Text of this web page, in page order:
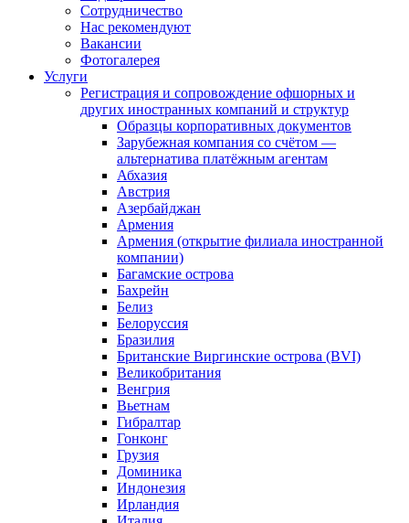
Сотрудничество
Нас рекомендуют
Вакансии
Фотогалерея
Услуги
Регистрация и сопровождение офшорных и
других иностранных компаний и структур
Образцы корпоративных документов
Зарубежная компания со счётом —
альтернатива платёжным агентам
Абхазия
Австрия
Азербайджан
Армения
Армения (открытие филиала иностранной
компании)
Багамские острова
Бахрейн
Белиз
Белоруссия
Бразилия
Британские Виргинские острова (BVI)
Великобритания
Венгрия
Вьетнам
Гибралтар
Гонконг
Грузия
Доминика
Индонезия
Ирландия